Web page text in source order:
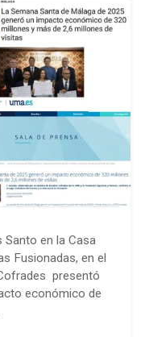
Santo en la Casa
Fusionadas, en el
presentó
económico de